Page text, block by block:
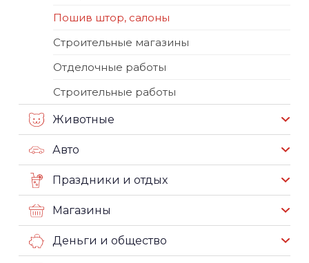
Пошив штор, салоны
Строительные магазины
Отделочные работы
Строительные работы
Животные
Авто
Праздники и отдых
Магазины
Деньги и общество